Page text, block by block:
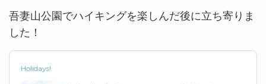
吾妻山公園でハイキングを楽しんだ後に立ち寄りま
した！
Holidays!